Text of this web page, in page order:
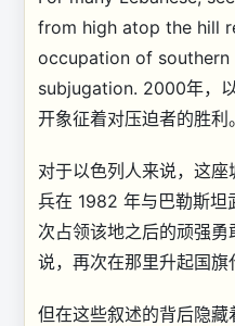
from high atop the hill
occupation of southern
subjugation. 2000年，
开象征着对压迫者的胜利
对于以色列人来说，这
兵在 1982 年与巴勒斯坦
次占领该地之后的顽强
说，再次在那里升起国旗
但在这些叙述的背后隐藏